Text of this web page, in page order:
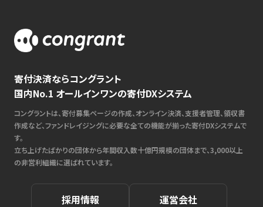
寄付決済ならコングラント
国内No.1 オールインワンの寄付DXシステム
コングラントは、寄付募集ページの作成、オンライン決済、支援者管理、領収書
作成など、ファンドレイジングに必要な全ての機能が揃った寄付DXシステムで
す。
立ち上げたばかりの団体から年間収入数十億円規模の団体まで、3,000以上
の非営利組織に選ばれています。
採用情報 運営会社